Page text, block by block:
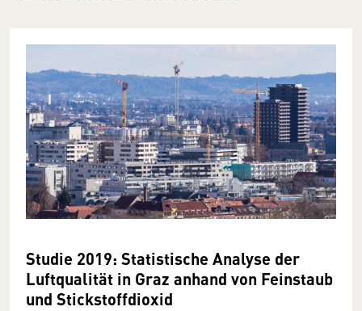
Studie 2019: Statistische Analyse der
Luftqualität in Graz anhand von Feinstaub
und Stickstoffdioxid